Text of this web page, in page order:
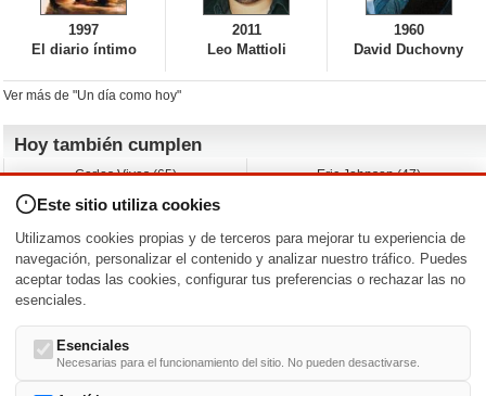
1997
El diario íntimo
2011
Leo Mattioli
1960
David Duchovny
Ver más de "Un día como hoy"
Hoy también cumplen
Carlos Vives (65)
Nicholas Ray (-)
Charlize Theron (51)
Maggie Wheeler (65)
Eric Johnson (47)
Wayne Knight (71)
Michael Shannon (52)
Nacimientos y estrenos en la fecha
DD/MM /
Este sitio utiliza cookies
Utilizamos cookies propias y de terceros para mejorar tu experiencia de
navegación, personalizar el contenido y analizar nuestro tráfico. Puedes
aceptar todas las cookies, configurar tus preferencias o rechazar las no
esenciales.
Esenciales
Necesarias para el funcionamiento del sitio. No pueden desactivarse.